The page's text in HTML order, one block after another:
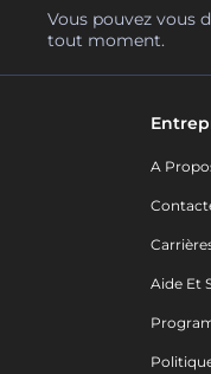
Vous pouvez vous
tout moment.
A
Aide Et